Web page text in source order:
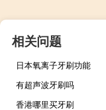
相关问题
日本氧离子牙刷功能
有超声波牙刷吗
香港哪里买牙刷